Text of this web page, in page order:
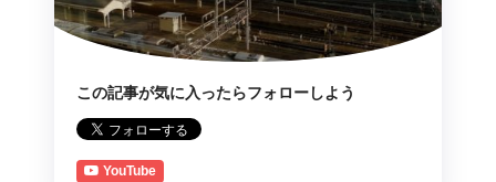
この記事が気に入ったらフォローしよう
YouTube